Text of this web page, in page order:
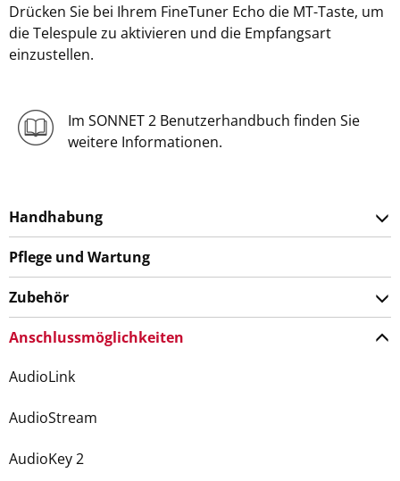
Drücken Sie bei Ihrem FineTuner Echo die MT-Taste, um
die Telespule zu aktivieren und die Empfangsart
einzustellen.
Im SONNET 2 Benutzerhandbuch finden Sie
weitere Informationen.
Handhabung
Pflege und Wartung
Zubehör
Anschlussmöglichkeiten
AudioLink
AudioStream
AudioKey 2